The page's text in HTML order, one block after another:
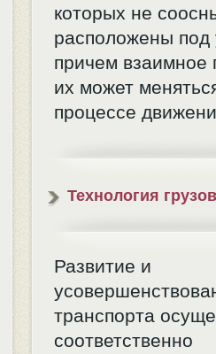
которых не
расположены под
причем взаимное
их может
процессе
Технология
Развитие и
транспорта
соответственно